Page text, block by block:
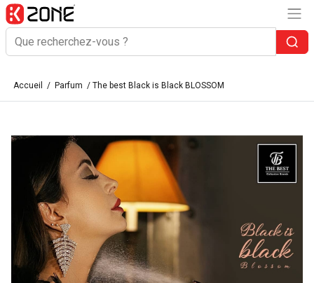
Accueil / Parfum / The best Black is Black BLOSSOM